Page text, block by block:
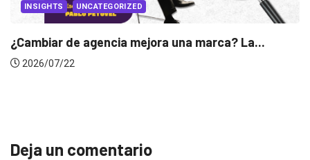
una marca? La... INSIGHTS
Deja un comentario